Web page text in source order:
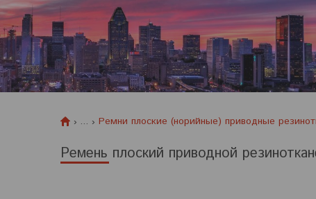
... Ремни плоские (норийные) приводные
Ремень плоский приводной